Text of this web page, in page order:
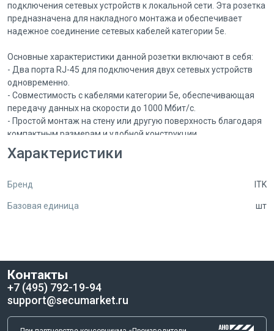
подключения сетевых устройств к локальной сети. Эта розетка
предназначена для накладного монтажа и обеспечивает
надежное соединение сетевых кабелей категории 5е.
Основные характеристики данной розетки включают в себя:
- Два порта RJ-45 для подключения двух сетевых устройств
одновременно.
- Совместимость с кабелями категории 5е, обеспечивающая
передачу данных на скорости до 1000 Мбит/с.
- Простой монтаж на стену или другую поверхность благодаря
компактным размерам и удобной конструкции.
- Бренд ITK, который гарантирует высокое качество и
надежность продукции.
ITK Розетка RJ-45 категории 5е с двумя портами CS2-1C5EU-22
офисах, учебных заведениях и других местах, где требуется
дополнительных коммутаторов или роутеров.
Установка данной розетки очень проста и не требует
специальных навыков или инструментов. Просто закрепите
наслаждайтесь быстрым и стабильным интернет-
Характеристики
Бренд ITK
Базовая единица шт
Контакты
+7 (495) 792-19-94
support@secumarket.ru